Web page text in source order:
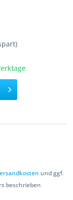
und ggf.
beschrieben